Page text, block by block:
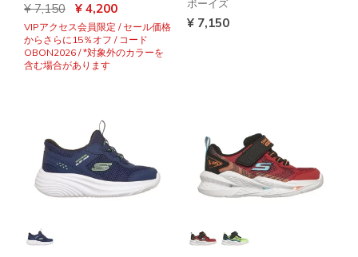
からの値引き
¥ 7,150 から
¥ 4,200
VIPアクセス会員限定 / セール価格
からさらに15％オフ / コード
OBON2026 / *対象外のカラーを
含む場合があります
ボーイズ
¥ 7,150